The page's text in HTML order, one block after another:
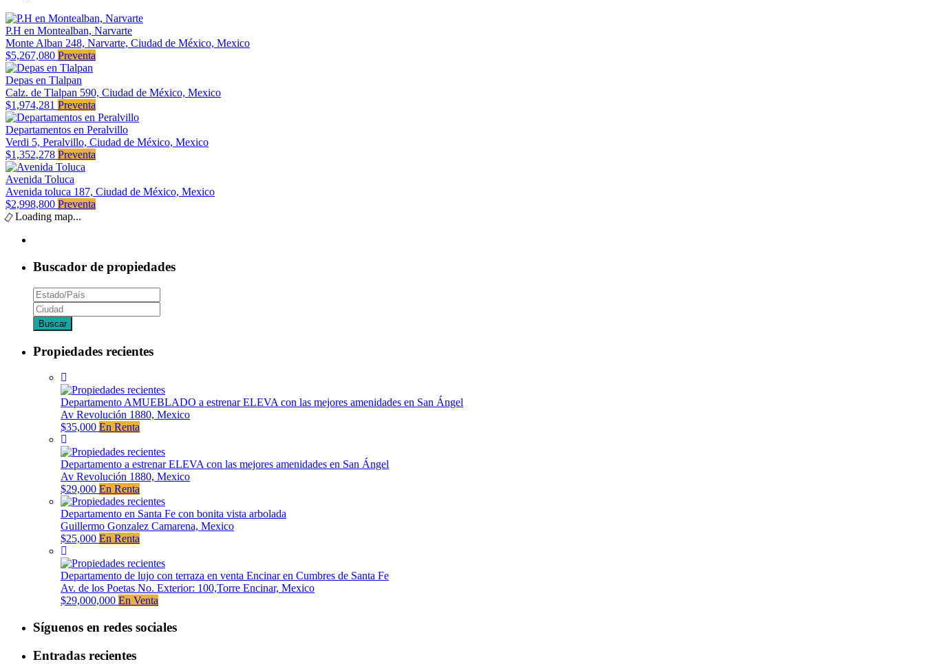
P.H en Montealban, Narvarte
Monte Alban 248, Narvarte, Ciudad de México, Mexico
$5,267,080 Preventa
Depas en Tlalpan
Calz. de Tlalpan 590, Ciudad de México, Mexico
$1,974,281 Preventa
Departamentos en Peralvillo
Verdi 5, Peralvillo, Ciudad de México, Mexico
$1,352,278 Preventa
Avenida Toluca
Avenida toluca 187, Ciudad de México, Mexico
$2,998,800 Preventa
Loading map...
Buscador de propiedades
Propiedades recientes
Departamento AMUEBLADO a estrenar ELEVA con las mejores amenidades en San Ángel
Av Revolución 1880, Mexico
$35,000 En Renta
Departamento a estrenar ELEVA con las mejores amenidades en San Ángel
Av Revolución 1880, Mexico
$29,000 En Renta
Departamento en Santa Fe con bonita vista arbolada
Guillermo Gonzalez Camarena, Mexico
$25,000 En Renta
Departamento de lujo con terraza en venta Encinar en Cumbres de Santa Fe
Av. de los Poetas No. Exterior: 100,Torre Encinar, Mexico
$29,000,000 En Venta
Síguenos en redes sociales
Entradas recientes